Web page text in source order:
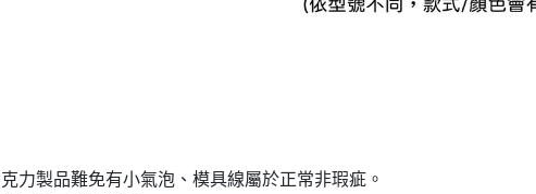
力製品難免有小氣泡、模具線屬於正常非瑕疵。